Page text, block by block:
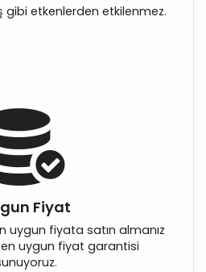
gibi etkenlerden etkilenmez.
Fiyat
uygun fiyata satın almanız
uygun fiyat garantisi